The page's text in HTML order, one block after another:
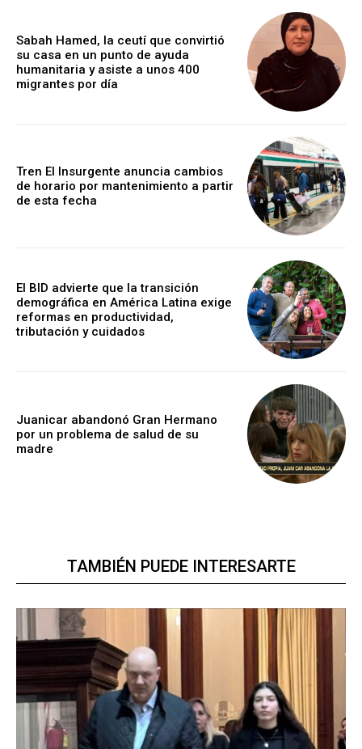
Sabah Hamed, la ceutí que convirtió
su casa en un punto de ayuda
humanitaria y asiste a unos 400
migrantes por día
Tren El Insurgente anuncia cambios
de horario por mantenimiento a partir
de esta fecha
El BID advierte que la transición
demográfica en América Latina exige
reformas en productividad,
tributación y cuidados
Juanicar abandonó Gran Hermano
por un problema de salud de su
madre
TAMBIÉN PUEDE INTERESARTE